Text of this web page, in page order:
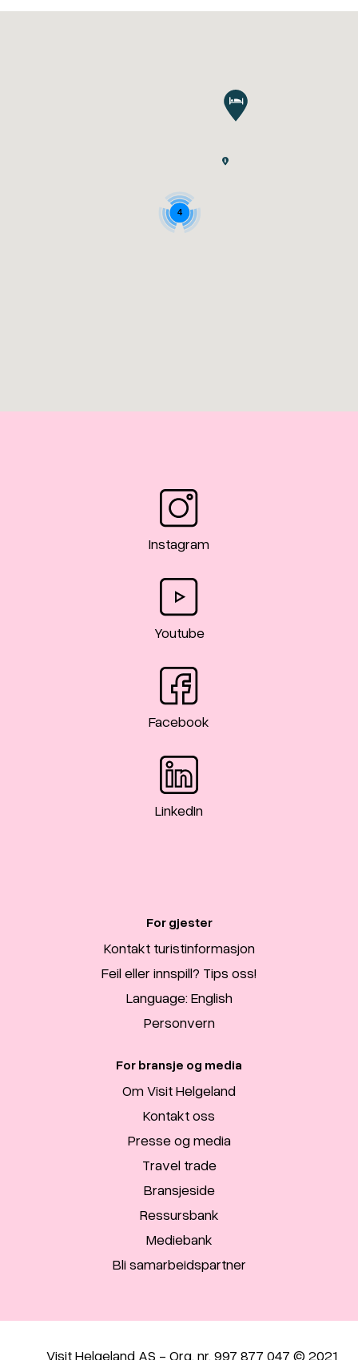
4
Instagram
Youtube
Facebook
LinkedIn
For gjester
Kontakt turistinformasjon
Feil eller innspill? Tips oss!
Language: English
Personvern
For bransje og media
Om Visit Helgeland
Kontakt oss
Presse og media
Travel trade
Bransjeside
Ressursbank
Mediebank
Bli samarbeidspartner
Visit Helgeland AS - Org. nr. 997 877 047 © 2021